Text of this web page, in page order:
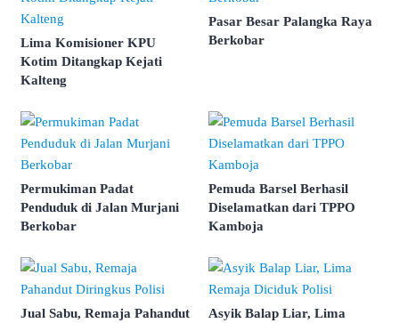
Lima Komisioner KPU
Kotim Ditangkap Kejati
Kalteng
Pasar Besar Palangka Raya
Berkobar
Permukiman Padat
Penduduk di Jalan Murjani
Berkobar
Pemuda Barsel Berhasil
Diselamatkan dari TPPO
Kamboja
Jual Sabu, Remaja Pahandut
Asyik Balap Liar, Lima